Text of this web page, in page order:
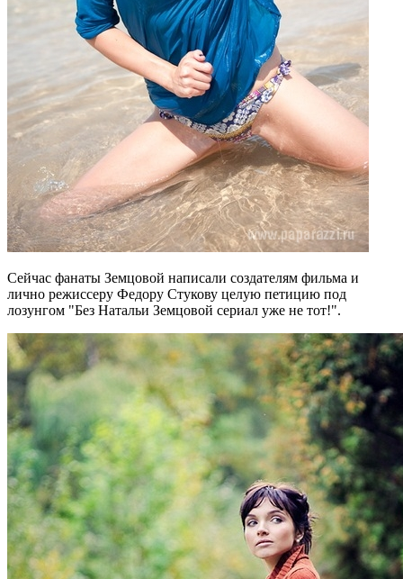
Сейчас фанаты Земцовой написали создателям фильма и
лично режиссеру Федору Стукову целую петицию под
лозунгом "Без Натальи Земцовой сериал уже не тот!".